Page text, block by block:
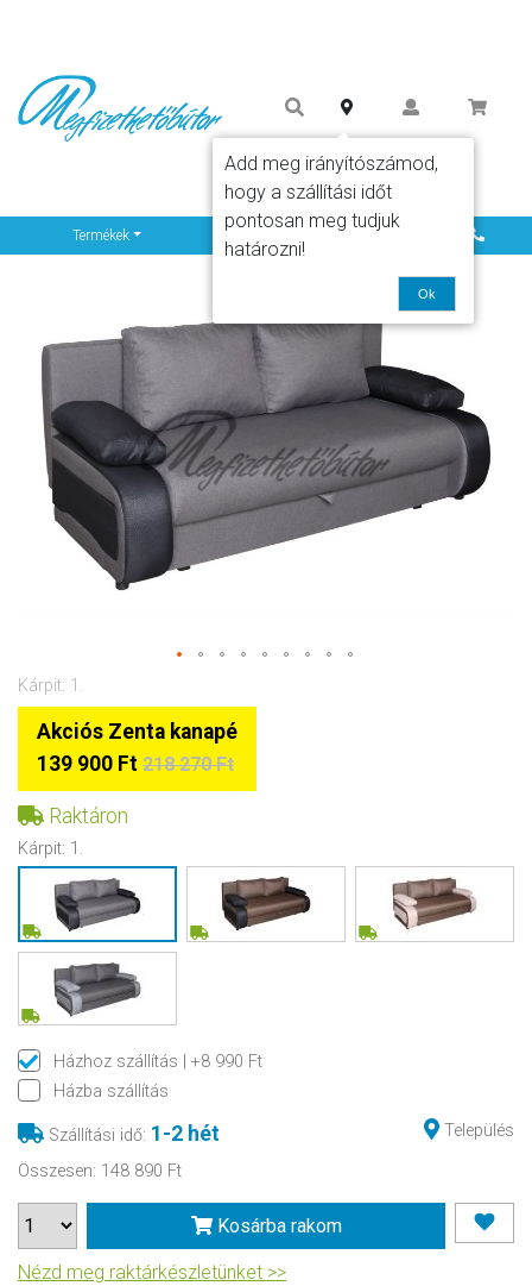
Termékek Info
Kárpit: 1.
Akciós Zenta kanapé
139 900 Ft 218 270 Ft
Raktáron
Kárpit: 1.
Házhoz szállítás
| +8 990 Ft
Házba szállítás
Szállítási idő: 1-2 hét
Település
Összesen: 148 890 Ft
Kosárba rakom
Nézd meg raktárkészletünket >>
Add meg irányítószámod,
hogy a szállítási időt
pontosan meg tudjuk
határozni!
Ok